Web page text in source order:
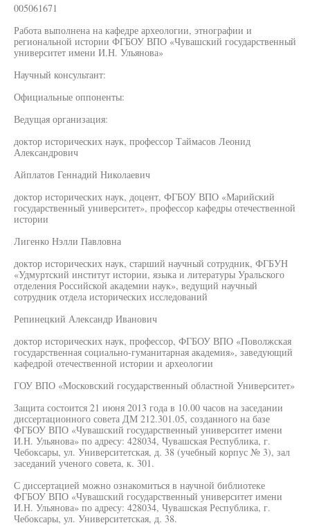
005061671
Работа выполнена на кафедре археологии, этнографии и
региональной истории ФГБОУ ВПО «Чувашский государственный
университет имени И.Н. Ульянова»
Научный консультант:
Официальные оппоненты:
Ведущая организация:
доктор исторических наук, профессор Таймасов Леонид
Александрович
Айплатов Геннадий Николаевич
доктор исторических наук, доцент, ФГБОУ ВПО «Марийский
государственный университет», профессор кафедры отечественной
истории
Лигенко Нэлли Павловна
доктор исторических наук, старший научный сотрудник, ФГБУН
«Удмуртский институт истории, языка и литературы Уральского
отделения Российской академии наук», ведущий научный
сотрудник отдела исторических исследований
Репинецкий Александр Иванович
доктор исторических наук, профессор, ФГБОУ ВПО «Поволжская
государственная социально-гуманитарная академия», заведующий
кафедрой отечественной истории и археологии
ГОУ ВПО «Московский государственный областной Университет»
Защита состоится 21 июня 2013 года в 10.00 часов на заседании
диссертационного совета ДМ 212.301.05, созданного на базе
ФГБОУ ВПО «Чувашский государственный университет имени
И.Н. Ульянова» по адресу: 428034, Чувашская Республика, г.
Чебоксары, ул. Университетская, д. 38 (учебный корпус № 3), зал
заседаний ученого совета, к. 301.
С диссертацией можно ознакомиться в научной библиотеке
ФГБОУ ВПО «Чувашский государственный университет имени
И.Н. Ульянова» по адресу: 428034, Чувашская Республика, г.
Чебоксары, ул. Университетская, д. 38.